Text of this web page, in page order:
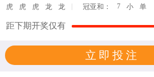
虎 虎 虎 龙 龙 | 冠亚和： 7 小 单
距下期开奖仅有
立即投注